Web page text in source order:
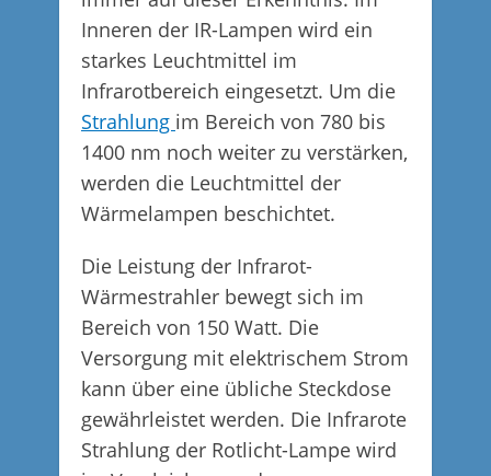
Inneren der IR-Lampen wird ein
starkes Leuchtmittel im
Infrarotbereich eingesetzt. Um die
Strahlung im Bereich von 780 bis
1400 nm noch weiter zu verstärken,
werden die Leuchtmittel der
Wärmelampen beschichtet.
Die Leistung der Infrarot-
Wärmestrahler bewegt sich im
Bereich von 150 Watt. Die
Versorgung mit elektrischem Strom
kann über eine übliche Steckdose
gewährleistet werden. Die Infrarote
Strahlung der Rotlicht-Lampe wird